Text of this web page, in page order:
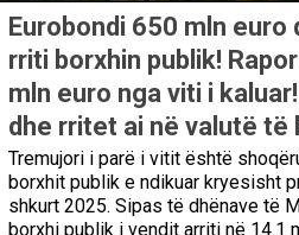
Eurobondi 650 mln
rriti borxhin publik!
mln euro nga viti i
dhe rritet ai në valutë të
Tremujori i parë i vitit është
borxhit publik e ndikuar kryesisht
shkurt 2025. Sipas të dhënave të
borxhi publik i vendit arriti në 14.1